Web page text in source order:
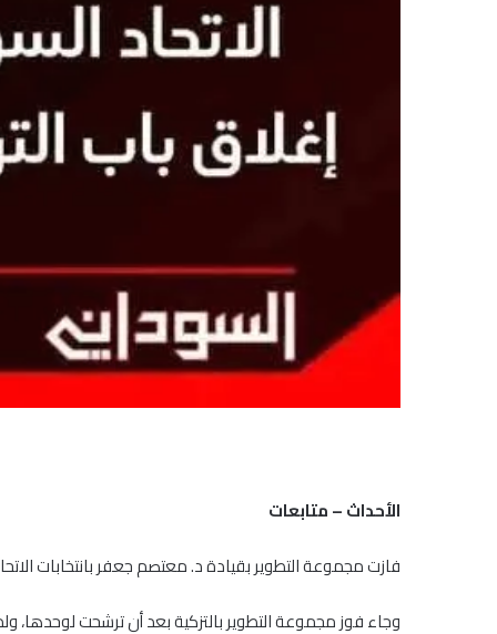
الأحداث – متابعات
فازت مجموعة التطوير بقيادة د. معتصم جعفر بانتخابات الاتحاد
وجاء فوز مجموعة التطوير بالتزكية بعد أن ترشحت لوحدها،